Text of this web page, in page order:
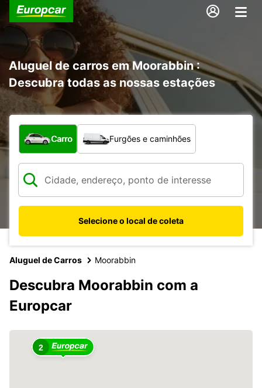
Aluguel de carros em Moorabbin :
Descubra todas as nossas estações
Qual tipo de veículo?
Carro Furgões e caminhões
Selecione o local de coleta
Aluguel de Carros Moorabbin
Descubra Moorabbin com a
Europcar
2